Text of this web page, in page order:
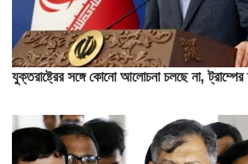
যুক্তরাষ্ট্রের সঙ্গে কোনো আলোচনা চলছে না, ট্রাম্পের